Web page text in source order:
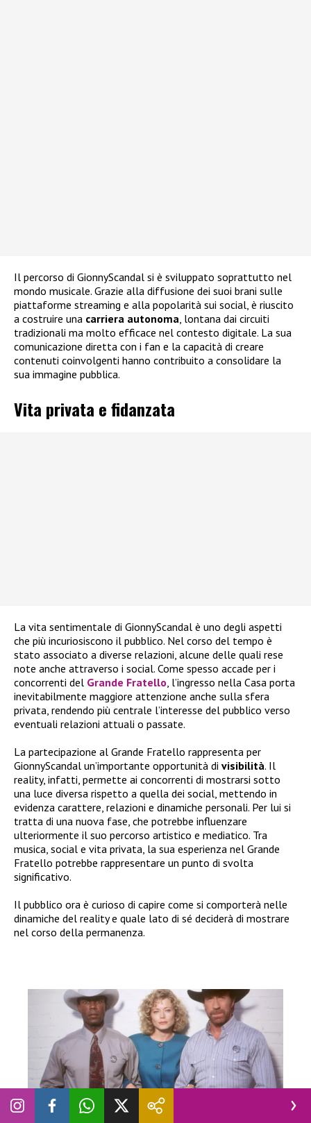
Il percorso di GionnyScandal si è sviluppato soprattutto nel
mondo musicale. Grazie alla diffusione dei suoi brani sulle
piattaforme streaming e alla popolarità sui social, è riuscito
a costruire una carriera autonoma , lontana dai circuiti
tradizionali ma molto efficace nel contesto digitale. La sua
comunicazione diretta con i fan e la capacità di creare
contenuti coinvolgenti hanno contribuito a consolidare la
sua immagine pubblica.
Vita privata e fidanzata
La vita sentimentale di GionnyScandal è uno degli aspetti
che più incuriosiscono il pubblico. Nel corso del tempo è
stato associato a diverse relazioni, alcune delle quali rese
note anche attraverso i social. Come spesso accade per i
concorrenti del Grande Fratello , l’ingresso nella Casa porta
inevitabilmente maggiore attenzione anche sulla sfera
privata, rendendo più centrale l’interesse del pubblico verso
eventuali relazioni attuali o passate.
La partecipazione al Grande Fratello rappresenta per
GionnyScandal un’importante opportunità di visibilità. Il
reality, infatti, permette ai concorrenti di mostrarsi sotto
una luce diversa rispetto a quella dei social, mettendo in
evidenza carattere, relazioni e dinamiche personali. Per lui si
tratta di una nuova fase, che potrebbe influenzare
ulteriormente il suo percorso artistico e mediatico. Tra
musica, social e vita privata, la sua esperienza nel Grande
Fratello potrebbe rappresentare un punto di svolta
significativo.
Il pubblico ora è curioso di capire come si comporterà nelle
dinamiche del reality e quale lato di sé deciderà di mostrare
nel corso della permanenza.